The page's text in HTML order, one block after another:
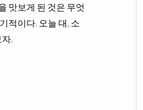
맛보게 된 것은 무엇
적이다. 오늘 대, 소
.